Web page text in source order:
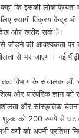
कहा कि इसकी
स्थायी विक्रय केंद्र
देख और खरीद सकंे।
से जोड़ने की आवश्यकता
से भर जाएगा। नई
विभाग के संचालक
और पारंपरिक ज्ञान
और सांस्कृतिक
को 200 रुपये से
वर्गों को अपनी प्रतिभा